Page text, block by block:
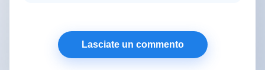
Lasciate un commento